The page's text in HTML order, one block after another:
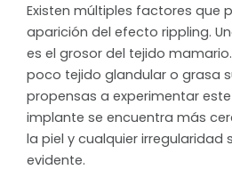
Existen múltiples factores que
aparición del efecto rippling.
es el grosor del tejido
poco tejido glandular o grasa
propensas a experimentar
implante se encuentra más
la piel y cualquier irregularidad
evidente.